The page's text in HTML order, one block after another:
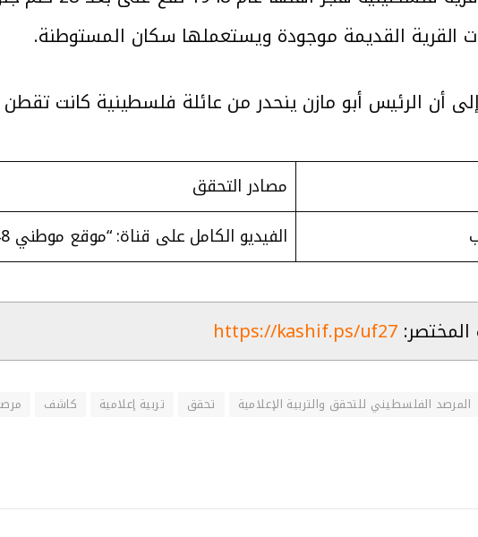
القرية القديمة موجودة ويستعملها سكان المستوطنة.
أن الرئيس أبو مازن ينحدر من عائلة فلسطينية كانت
مصادر التحقق
الفيديو الكامل على قناة: “موقع موطني 48”
المختصر: https://kashif.ps/uf27
المرصد الفلسطيني للتحقق والتربية الإعلامية تحقق تربية إعلامية كاشف